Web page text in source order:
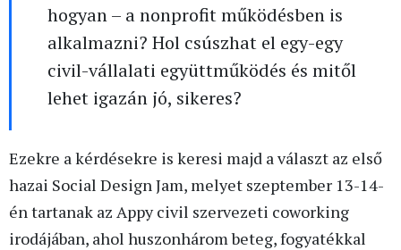
hogyan – a nonprofit működésben is
alkalmazni? Hol csúszhat el egy-egy
civil-vállalati együttműködés és mitől
lehet igazán jó, sikeres?
Ezekre a kérdésekre is keresi majd a választ az első
hazai Social Design Jam, melyet szeptember 13-14-
én tartanak az Appy civil szervezeti coworking
irodájában, ahol huszonhárom beteg, fogyatékkal